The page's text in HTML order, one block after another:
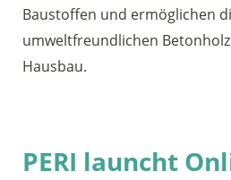
Baustoffen und ermöglichen
umweltfreundlichen
Hausbau.
PERI launcht